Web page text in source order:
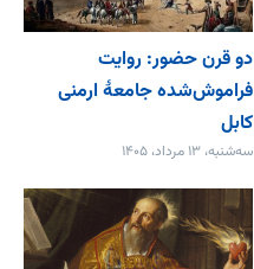
دو قرن حضور: روایت
فراموش‌شده جامعۀ ارمنی
کابل
سه‌شنبه، ۱۳ مرداد، ۱۴۰۵